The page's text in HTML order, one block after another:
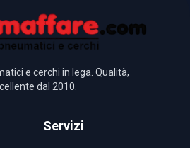
e cerchi in lega. Qualità,
dal 2010.
Servizi